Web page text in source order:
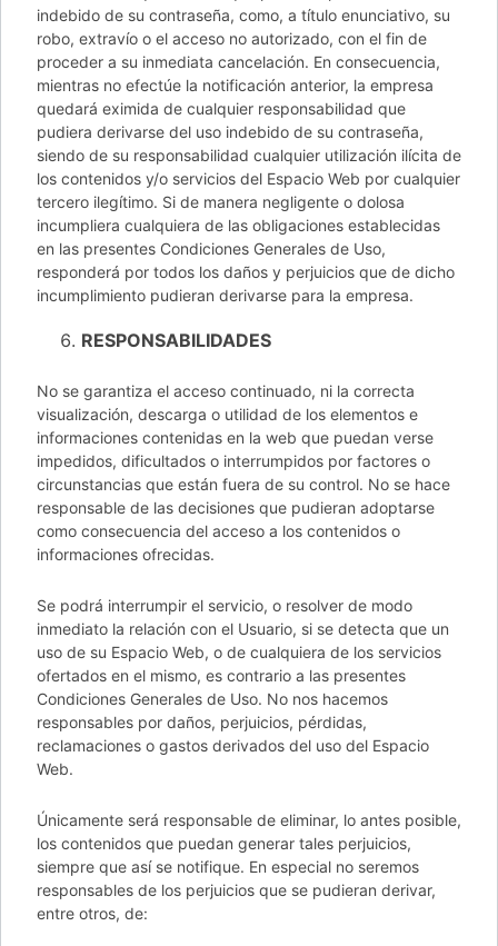
indebido de su contraseña, como, a título enunciativo, su
robo, extravío o el acceso no autorizado, con el fin de
proceder a su inmediata cancelación. En consecuencia,
mientras no efectúe la notificación anterior, la empresa
quedará eximida de cualquier responsabilidad que
pudiera derivarse del uso indebido de su contraseña,
siendo de su responsabilidad cualquier utilización ilícita de
los contenidos y/o servicios del Espacio Web por cualquier
tercero ilegítimo. Si de manera negligente o dolosa
incumpliera cualquiera de las obligaciones establecidas
en las presentes Condiciones Generales de Uso,
responderá por todos los daños y perjuicios que de dicho
incumplimiento pudieran derivarse para la empresa.
RESPONSABILIDADES
No se garantiza el acceso continuado, ni la correcta
visualización, descarga o utilidad de los elementos e
informaciones contenidas en la web que puedan verse
impedidos, dificultados o interrumpidos por factores o
circunstancias que están fuera de su control. No se hace
responsable de las decisiones que pudieran adoptarse
como consecuencia del acceso a los contenidos o
informaciones ofrecidas.
Se podrá interrumpir el servicio, o resolver de modo
inmediato la relación con el Usuario, si se detecta que un
uso de su Espacio Web, o de cualquiera de los servicios
ofertados en el mismo, es contrario a las presentes
Condiciones Generales de Uso. No nos hacemos
responsables por daños, perjuicios, pérdidas,
reclamaciones o gastos derivados del uso del Espacio
Web.
Únicamente será responsable de eliminar, lo antes posible,
los contenidos que puedan generar tales perjuicios,
siempre que así se notifique. En especial no seremos
responsables de los perjuicios que se pudieran derivar,
entre otros, de: